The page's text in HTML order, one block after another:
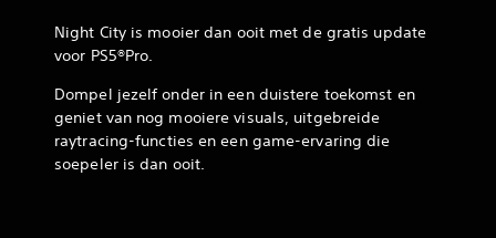
Night City is mooier dan ooit met de gratis update
voor PS5®Pro.
Dompel jezelf onder in een duistere toekomst en
geniet van nog mooiere visuals, uitgebreide
raytracing-functies en een game-ervaring die
soepeler is dan ooit.